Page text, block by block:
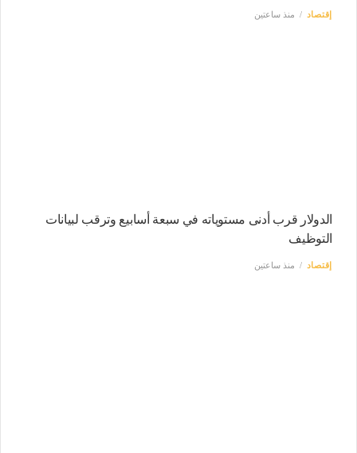
إقتصاد منذ ساعتين
الدولار قرب أدنى مستوياته في سبعة أسابيع وترقب لبيانات
التوظيف
إقتصاد منذ ساعتين